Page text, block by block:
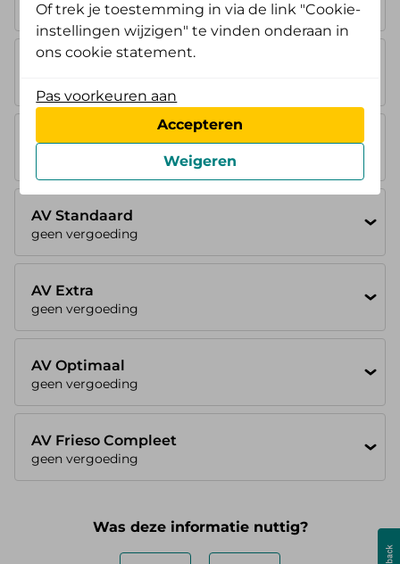
je betaalt eigen risico
AV Budget
AV Standaard
geen vergoeding
AV Extra
geen vergoeding
AV Optimaal
geen vergoeding
AV Frieso Compleet
geen vergoeding
Was deze informatie nuttig?
Of trek je toestemming in via de link "Cookie-
instellingen wijzigen" te vinden onderaan in
ons cookie statement.
Pas voorkeuren aan
Accepteren
Weigeren